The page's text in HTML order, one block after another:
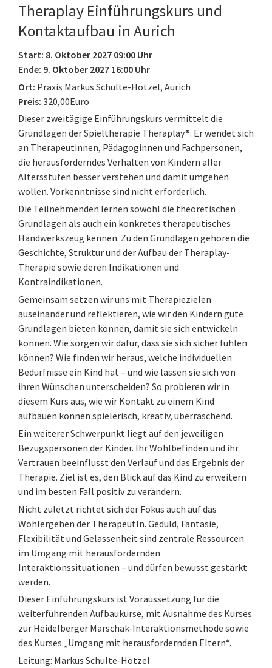
Theraplay Einführungskurs und
Kontaktaufbau in Aurich
Start: 8. Oktober 2027 09:00 Uhr
Ende: 9. Oktober 2027 16:00 Uhr
Ort: Praxis Markus Schulte-Hötzel, Aurich
Preis: 320,00Euro
Dieser zweitägige Einführungskurs vermittelt die
Grundlagen der Spieltherapie Theraplay®. Er wendet sich
an Therapeutinnen, Pädagoginnen und Fachpersonen,
die herausforderndes Verhalten von Kindern aller
Altersstufen besser verstehen und damit umgehen
wollen. Vorkenntnisse sind nicht erforderlich.
Die Teilnehmenden lernen sowohl die theoretischen
Grundlagen als auch ein konkretes therapeutisches
Handwerkszeug kennen. Zu den Grundlagen gehören die
Geschichte, Struktur und der Aufbau der Theraplay-
Therapie sowie deren Indikationen und
Kontraindikationen.
Gemeinsam setzen wir uns mit Therapiezielen
auseinander und reflektieren, wie wir den Kindern gute
Grundlagen bieten können, damit sie sich entwickeln
können. Wie sorgen wir dafür, dass sie sich sicher fühlen
können? Wie finden wir heraus, welche individuellen
Bedürfnisse ein Kind hat – und wie lassen sie sich von
ihren Wünschen unterscheiden? So probieren wir in
diesem Kurs aus, wie wir Kontakt zu einem Kind
aufbauen können spielerisch, kreativ, überraschend.
Ein weiterer Schwerpunkt liegt auf den jeweiligen
Bezugspersonen der Kinder. Ihr Wohlbefinden und ihr
Vertrauen beeinflusst den Verlauf und das Ergebnis der
Therapie. Ziel ist es, den Blick auf das Kind zu erweitern
und im besten Fall positiv zu verändern.
Nicht zuletzt richtet sich der Fokus auch auf das
Wohlergehen der TherapeutIn. Geduld, Fantasie,
Flexibilität und Gelassenheit sind zentrale Ressourcen
im Umgang mit herausfordernden
Interaktionssituationen – und dürfen bewusst gestärkt
werden.
Dieser Einführungskurs ist Voraussetzung für die
weiterführenden Aufbaukurse, mit Ausnahme des Kurses
zur Heidelberger Marschak-Interaktionsmethode sowie
des Kurses „Umgang mit herausfordernden Eltern“.
Leitung: Markus Schulte-Hötzel